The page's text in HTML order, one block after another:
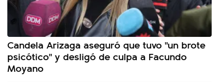
Candela Arizaga aseguró que tuvo "un brote
psicótico" y desligó de culpa a Facundo
Moyano